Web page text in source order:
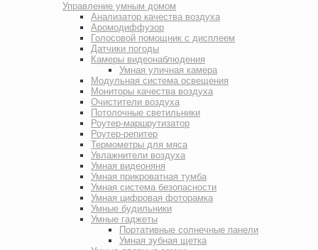
Управление умным домом
Анализатор качества воздуха
Аромодиффузор
Голосовой помощник с дисплеем
Датчики погоды
Камеры видеонаблюдения
Умная уличная камера
Модульная система освещения
Мониторы качества воздуха
Очистители воздуха
Потолочные светильники
Роутер-маршрутизатор
Роутер-репитер
Термометры для мяса
Увлажнители воздуха
Умная видеоняня
Умная прикроватная тумба
Умная система безопасности
Умная цифровая фоторамка
Умные будильники
Умные гаджеты
Портативные солнечные панели
Умная зубная щетка